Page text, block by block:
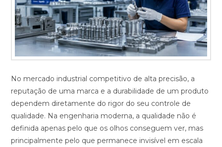
No mercado industrial competitivo de alta precisão, a
reputação de uma marca e a durabilidade de um produto
dependem diretamente do rigor do seu controle de
qualidade. Na engenharia moderna, a qualidade não é
definida apenas pelo que os olhos conseguem ver, mas
principalmente pelo que permanece invisível em escala